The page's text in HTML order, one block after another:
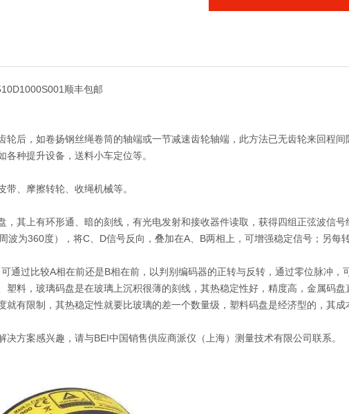
顺丰包邮
轮后，如卷扬钢丝绳卷筒的轴端或一节减速齿轮轴端，此方法已无齿轮来回程
各种提升设备，送料小车定位等。
、摩擦转轮、收绳机械等。
，其上有环形通、暗的刻线，有光电发射和接收器件读取，获得四组正弦波信
波为360度），将C、D信号反向，叠加在A、B两相上，可增强稳定信号；另每
通过比较A相在前还是B相在前，以判别编码器的正转与反转，通过零位脉冲，
塑料，玻璃码盘是在玻璃上沉积很薄的刻线，其热稳定性好，精度高，金属码
就有限制，其热稳定性就要比玻璃的差一个数量级，塑料码盘是经济型的，其
决方案感兴趣，请与BEI中国销售供应商派仪（上海）测量技术有限公司联系。